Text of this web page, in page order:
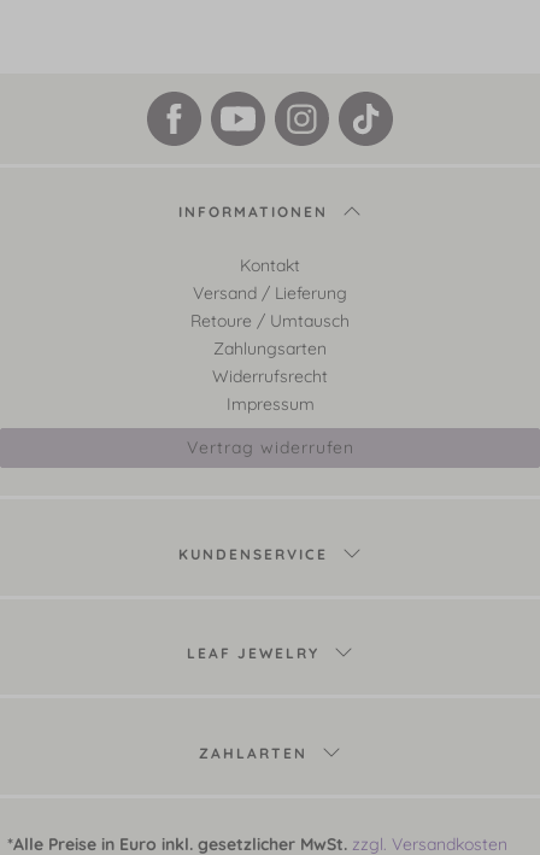
INFORMATIONEN
Kontakt
Versand / Lieferung
Retoure / Umtausch
Zahlungsarten
Widerrufsrecht
Impressum
Vertrag widerrufen
KUNDENSERVICE
LEAF JEWELRY
ZAHLARTEN
*Alle Preise in Euro inkl. gesetzlicher MwSt. zzgl. Versandkosten